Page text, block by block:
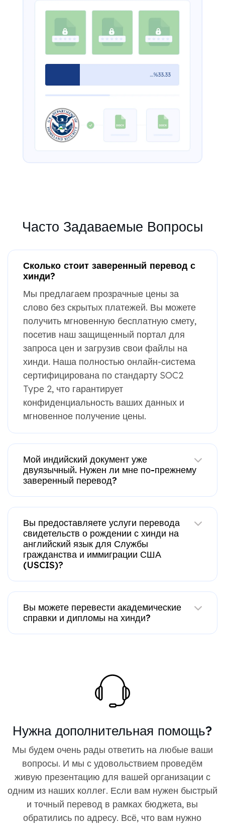
Часто Задаваемые Вопросы
Сколько стоит заверенный перевод с
хинди?
Мы предлагаем прозрачные цены за
слово без скрытых платежей. Вы можете
получить мгновенную бесплатную смету,
посетив наш защищенный портал для
запроса цен и загрузив свои файлы на
хинди. Наша полностью онлайн-система
сертифицирована по стандарту SOC2
Type 2, что гарантирует
конфиденциальность ваших данных и
мгновенное получение цены.
Мой индийский документ уже
двуязычный. Нужен ли мне по-прежнему
заверенный перевод?
Вы предоставляете услуги перевода
свидетельств о рождении с хинди на
английский язык для Службы
гражданства и иммиграции США
(USCIS)?
Вы можете перевести академические
справки и дипломы на хинди?
Нужна дополнительная помощь?
Мы будем очень рады ответить на любые ваши
вопросы. И мы с удовольствием проведём
живую презентацию для вашей организации с
одним из наших коллег. Если вам нужен быстрый
и точный перевод в рамках бюджета, вы
обратились по адресу. Всё, что вам нужно